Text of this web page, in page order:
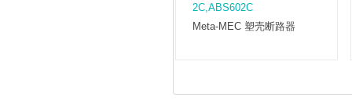
2C,ABS602C
Meta-MEC 塑壳断路器